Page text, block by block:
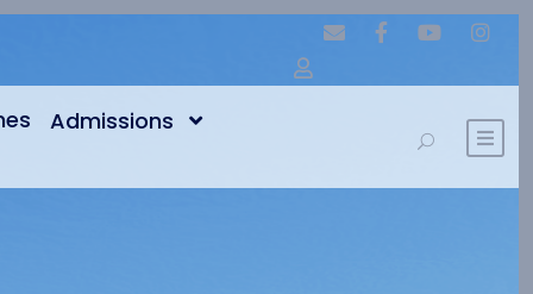
Admissions